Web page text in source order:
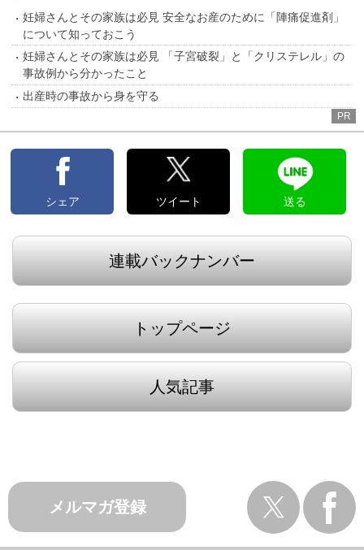
妊婦さんとその家族は必見 安全なお産のために「陣痛促進剤」
について知っておこう
妊婦さんとその家族は必見 「子宮破裂」と「クリステレル」の
事故例から分かったこと
出産時の事故から身を守る
PR
シェア ツイート 送る
連載バックナンバー
トップページ
人気記事
メルマガ登録